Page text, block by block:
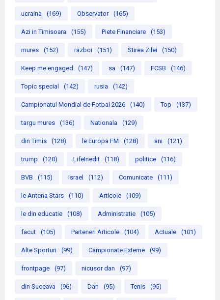
ucraina (169) Observator (165)
Azi in Timisoara (155) Piete Financiare (153)
mures (152) razboi (151) Stirea Zilei (150)
Keep me engaged (147) sa (147) FCSB (146)
Topic special (142) rusia (142)
Campionatul Mondial de Fotbal 2026 (140) Top (137)
targu mures (136) Nationala (129)
din Timis (128) le Europa FM (128) ani (121)
trump (120) LifeInedit (118) politice (116)
BVB (115) israel (112) Comunicate (111)
le Antena Stars (110) Articole (109)
le din educatie (108) Administratie (105)
facut (105) Parteneri Articole (104) Actuale (101)
Alte Sporturi (99) Campionate Externe (99)
frontpage (97) nicusor dan (97)
din Suceava (96) Dan (95) Tenis (95)